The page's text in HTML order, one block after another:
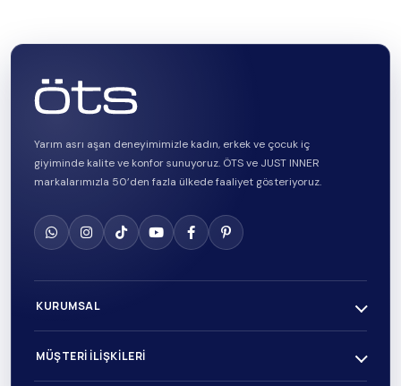
Yarım asrı aşan deneyimimizle kadın, erkek ve çocuk iç
giyiminde kalite ve konfor sunuyoruz. ÖTS ve JUST INNER
markalarımızla 50’den fazla ülkede faaliyet gösteriyoruz.
KURUMSAL
MÜŞTERI İLIŞKILERI